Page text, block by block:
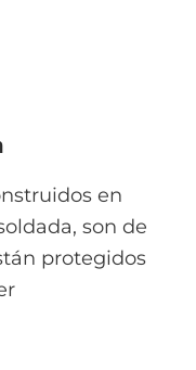
en
son de
protegidos